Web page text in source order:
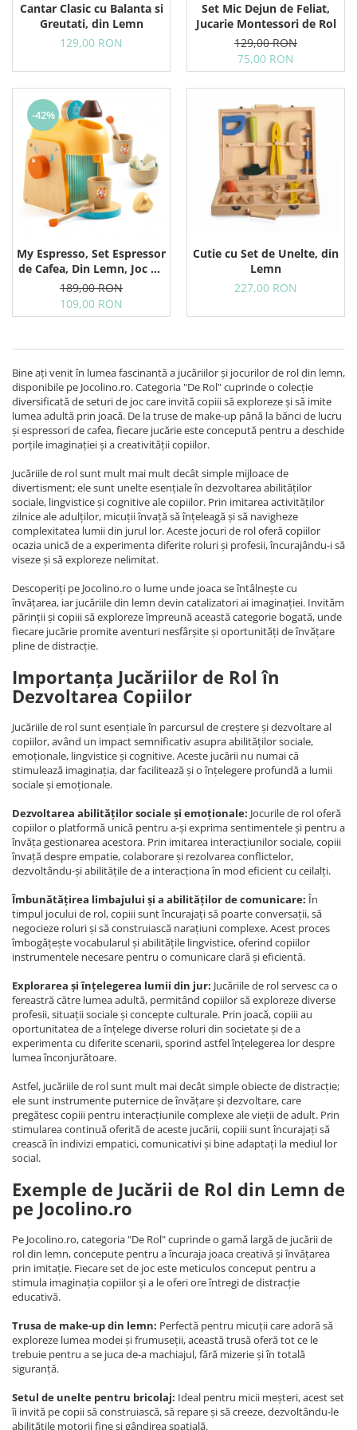
Cantar Clasic cu Balanta si
Greutati, din Lemn
129,00 RON
Set Mic Dejun de Feliat,
Jucarie Montessori de Rol
129,00 RON
75,00 RON
-42%
My Espresso, Set Espressor
de Cafea, Din Lemn, Joc de
Rol
189,00 RON
109,00 RON
Cutie cu Set de Unelte, din
Lemn
227,00 RON
Bine ați venit în lumea fascinantă a jucăriilor și jocurilor de rol din lemn,
disponibile pe Jocolino.ro. Categoria "De Rol" cuprinde o colecție
diversificată de seturi de joc care invită copiii să exploreze și să imite
lumea adultă prin joacă. De la truse de make-up până la bănci de lucru
și espressori de cafea, fiecare jucărie este concepută pentru a deschide
porțile imaginației și a creativității copiilor.
Jucăriile de rol sunt mult mai mult decât simple mijloace de
divertisment; ele sunt unelte esențiale în dezvoltarea abilităților
sociale, lingvistice și cognitive ale copiilor. Prin imitarea activităților
zilnice ale adulților, micuții învață să înțeleagă și să navigheze
complexitatea lumii din jurul lor. Aceste jocuri de rol oferă copiilor
ocazia unică de a experimenta diferite roluri și profesii, încurajându-i să
viseze și să exploreze nelimitat.
Descoperiți pe Jocolino.ro o lume unde joaca se întâlnește cu
învățarea, iar jucăriile din lemn devin catalizatori ai imaginației. Invităm
părinții și copiii să exploreze împreună această categorie bogată, unde
fiecare jucărie promite aventuri nesfârșite și oportunități de învățare
pline de distracție.
Importanța Jucăriilor de Rol în
Dezvoltarea Copiilor
Jucăriile de rol sunt esențiale în parcursul de creștere și dezvoltare al
copiilor, având un impact semnificativ asupra abilităților sociale,
emoționale, lingvistice și cognitive. Aceste jucării nu numai că
stimulează imaginația, dar facilitează și o înțelegere profundă a lumii
sociale și emoționale.
Dezvoltarea abilităților sociale și emoționale: Jocurile de rol oferă
copiilor o platformă unică pentru a-și exprima sentimentele și pentru a
învăța gestionarea acestora. Prin imitarea interacțiunilor sociale, copiii
învață despre empatie, colaborare și rezolvarea conflictelor,
dezvoltându-și abilitățile de a interacționa în mod eficient cu ceilalți.
Îmbunătățirea limbajului și a abilităților de comunicare: În
timpul jocului de rol, copiii sunt încurajați să poarte conversații, să
negocieze roluri și să construiască narațiuni complexe. Acest proces
îmbogățește vocabularul și abilitățile lingvistice, oferind copiilor
instrumentele necesare pentru o comunicare clară și eficientă.
Explorarea și înțelegerea lumii din jur: Jucăriile de rol servesc ca o
fereastră către lumea adultă, permitând copiilor să exploreze diverse
profesii, situații sociale și concepte culturale. Prin joacă, copiii au
oportunitatea de a înțelege diverse roluri din societate și de a
experimenta cu diferite scenarii, sporind astfel înțelegerea lor despre
lumea înconjurătoare.
Astfel, jucăriile de rol sunt mult mai decât simple obiecte de distracție;
ele sunt instrumente puternice de învățare și dezvoltare, care
pregătesc copiii pentru interacțiunile complexe ale vieții de adult. Prin
stimularea continuă oferită de aceste jucării, copiii sunt încurajați să
crească în indivizi empatici, comunicativi și bine adaptați la mediul lor
social.
Exemple de Jucării de Rol din Lemn de
pe Jocolino.ro
Pe Jocolino.ro, categoria "De Rol" cuprinde o gamă largă de jucării de
rol din lemn, concepute pentru a încuraja joaca creativă și învățarea
prin imitație. Fiecare set de joc este meticulos conceput pentru a
stimula imaginația copiilor și a le oferi ore întregi de distracție
educativă.
Trusa de make-up din lemn: Perfectă pentru micuții care adoră să
exploreze lumea modei și frumuseții, această trusă oferă tot ce le
trebuie pentru a se juca de-a machiajul, fără mizerie și în totală
siguranță.
Setul de unelte pentru bricolaj: Ideal pentru micii meșteri, acest set
îi invită pe copii să construiască, să repare și să creeze, dezvoltându-le
abilitățile motorii fine și gândirea spațială.